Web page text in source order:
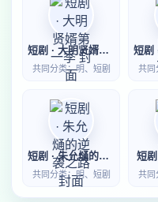
短剧 · 大明贤婿第一季
共同分类：明、短剧 共同
短剧 · 朱允熥的逆袭之路
共同分类：明、短剧
短
共同